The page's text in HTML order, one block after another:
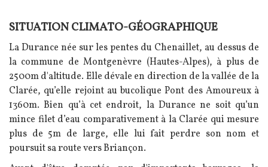
Texte
SITUATION CLIMATO-GÉOGRAPHIQUE
La Durance née sur les pentes du Chenaillet, au dessus de
la commune de Montgenèvre (Hautes-Alpes), à plus de
2500m d'altitude. Elle dévale en direction de la vallée de la
Clarée, qu’elle rejoint au bucolique Pont des Amoureux à
1360m. Bien qu’à cet endroit, la Durance ne soit qu’un
mince filet d’eau comparativement à la Clarée qui mesure
plus de 5m de large, elle lui fait perdre son nom et
poursuit sa route vers Briançon.